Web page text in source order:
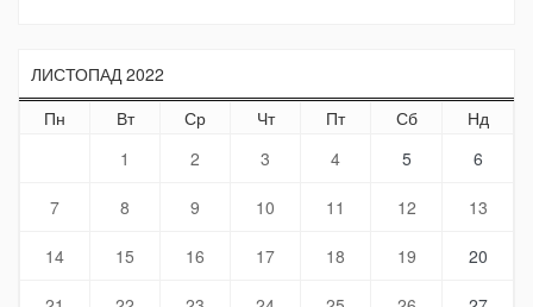
ЛИСТОПАД 2022
Пн
Вт Ср Чт Пт Сб
Нд
1
2 3 4 5 6
7 8 9 10 11 12 13
14 15 16 17 18 19 20